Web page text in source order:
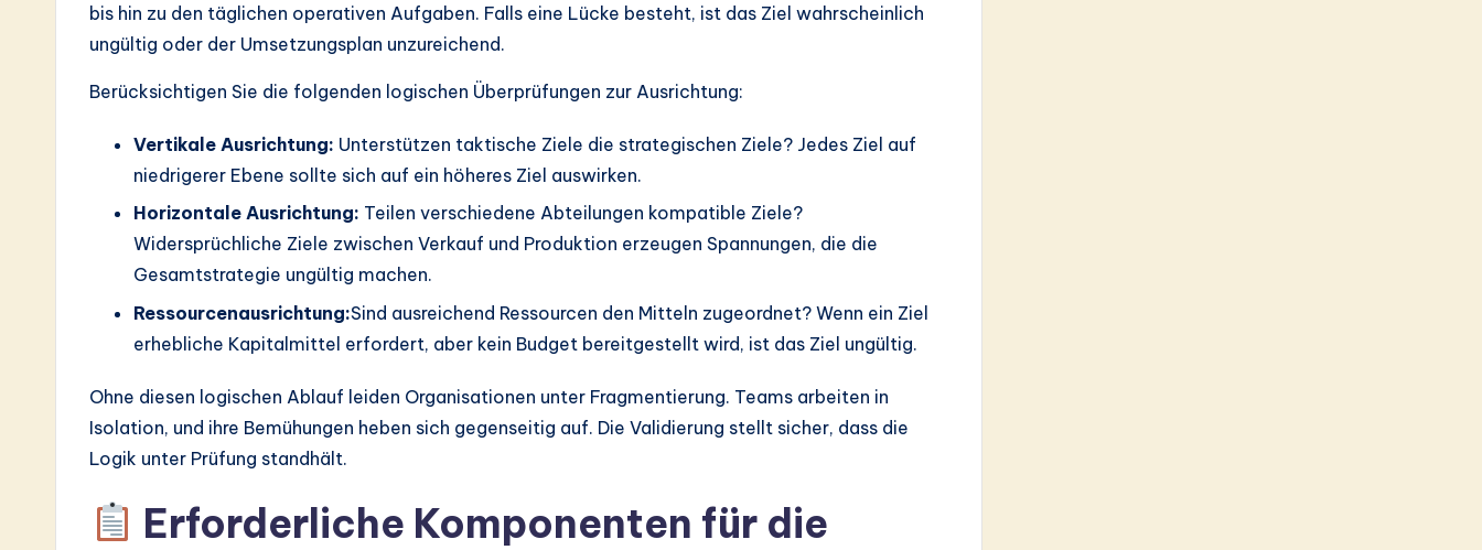
bis hin zu den täglichen operativen Aufgaben. Falls eine Lücke besteht, ist das Ziel wahrscheinlich
ungültig oder der Umsetzungsplan unzureichend.
Berücksichtigen Sie die folgenden logischen Überprüfungen zur Ausrichtung:
Vertikale Ausrichtung: Unterstützen taktische Ziele die strategischen Ziele? Jedes Ziel auf
niedrigerer Ebene sollte sich auf ein höheres Ziel auswirken.
Horizontale Ausrichtung: Teilen verschiedene Abteilungen kompatible Ziele?
Widersprüchliche Ziele zwischen Verkauf und Produktion erzeugen Spannungen, die die
Gesamtstrategie ungültig machen.
Ressourcenausrichtung:Sind ausreichend Ressourcen den Mitteln zugeordnet? Wenn ein Ziel
erhebliche Kapitalmittel erfordert, aber kein Budget bereitgestellt wird, ist das Ziel ungültig.
Ohne diesen logischen Ablauf leiden Organisationen unter Fragmentierung. Teams arbeiten in
Isolation, und ihre Bemühungen heben sich gegenseitig auf. Die Validierung stellt sicher, dass die
Logik unter Prüfung standhält.
Erforderliche Komponenten für die